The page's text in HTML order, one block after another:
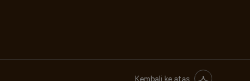
Kembali ke atas